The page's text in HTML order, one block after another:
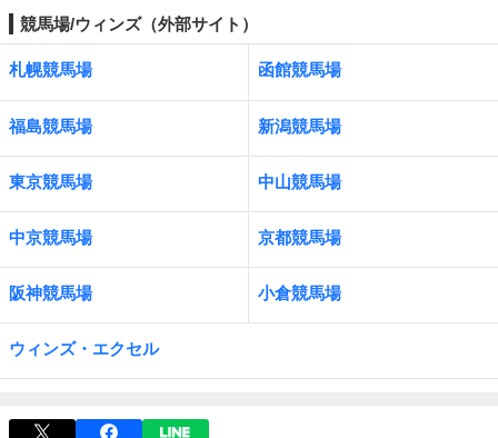
競馬場/ウィンズ（外部サイト）
札幌競馬場 函館競馬場
福島競馬場 新潟競馬場
東京競馬場 中山競馬場
中京競馬場 京都競馬場
阪神競馬場 小倉競馬場
ウィンズ・エクセル